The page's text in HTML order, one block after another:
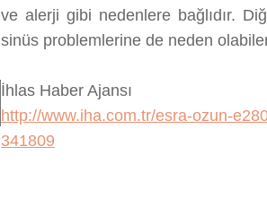
ve alerji gibi nedenlere bağlıdır.
sinüs problemlerine de neden
İhlas Haber Ajansı
http://www.iha.com.tr/esra-ozun-
341809